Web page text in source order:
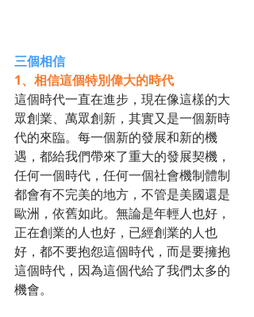
三個相信
1、相信這個特別偉大的時代
這個時代一直在進步，現在像這樣的大
眾創業、萬眾創新，其實又是一個新時
代的來臨。每一個新的發展和新的機
遇，都給我們帶來了重大的發展契機，
任何一個時代，任何一個社會機制體制
都會有不完美的地方，不管是美國還是
歐洲，依舊如此。無論是年輕人也好，
正在創業的人也好，已經創業的人也
好，都不要抱怨這個時代，而是要擁抱
這個時代，因為這個代給了我們太多的
機會。